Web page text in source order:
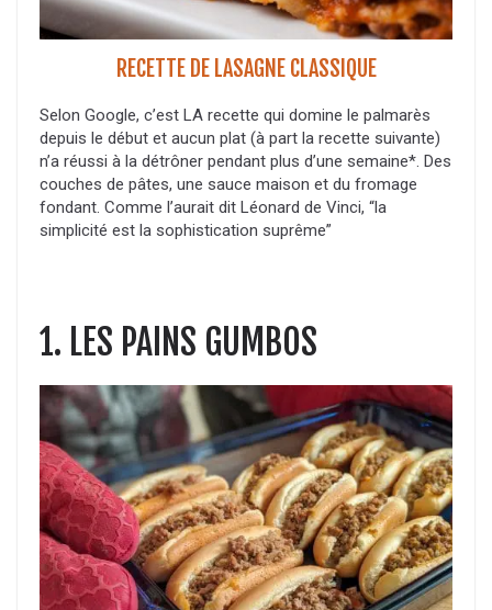
RECETTE DE LASAGNE CLASSIQUE
Selon Google, c’est LA recette qui domine le palmarès
depuis le début et aucun plat (à part la recette suivante)
n’a réussi à la détrôner pendant plus d’une semaine*. Des
couches de pâtes, une sauce maison et du fromage
fondant. Comme l’aurait dit Léonard de Vinci, “la
simplicité est la sophistication suprême”
1. LES PAINS GUMBOS